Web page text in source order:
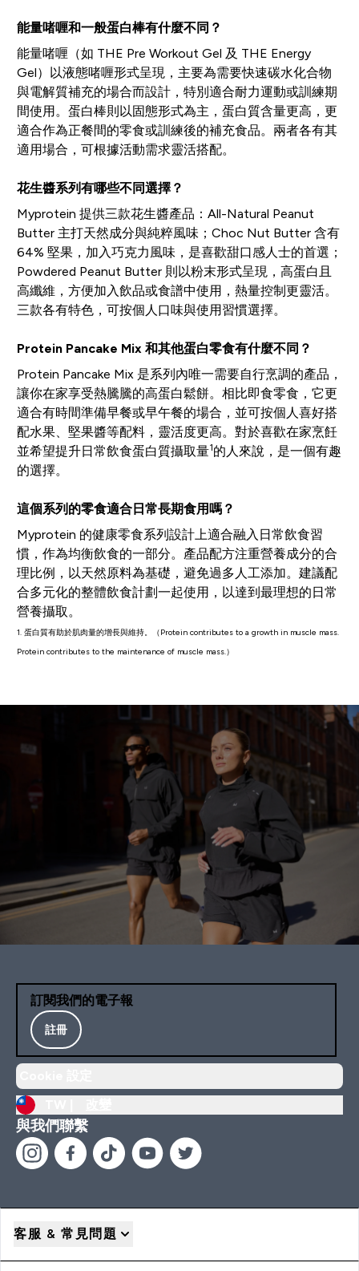
能量啫喱和一般蛋白棒有什麼不同？
能量啫喱（如 THE Pre Workout Gel 及 THE Energy
Gel）以液態啫喱形式呈現，主要為需要快速碳水化合物
與電解質補充的場合而設計，特別適合耐力運動或訓練期
間使用。蛋白棒則以固態形式為主，蛋白質含量更高，更
適合作為正餐間的零食或訓練後的補充食品。兩者各有其
適用場合，可根據活動需求靈活搭配。
花生醬系列有哪些不同選擇？
Myprotein 提供三款花生醬產品：All-Natural Peanut
Butter 主打天然成分與純粹風味；Choc Nut Butter 含有
64% 堅果，加入巧克力風味，是喜歡甜口感人士的首選；
Powdered Peanut Butter 則以粉末形式呈現，高蛋白且
高纖維，方便加入飲品或食譜中使用，熱量控制更靈活。
三款各有特色，可按個人口味與使用習慣選擇。
Protein Pancake Mix 和其他蛋白零食有什麼不同？
Protein Pancake Mix 是系列內唯一需要自行烹調的產品，
讓你在家享受熱騰騰的高蛋白鬆餅。相比即食零食，它更
適合有時間準備早餐或早午餐的場合，並可按個人喜好搭
配水果、堅果醬等配料，靈活度更高。對於喜歡在家烹飪
並希望提升日常飲食蛋白質攝取量1的人來說，是一個有趣
的選擇。
這個系列的零食適合日常長期食用嗎？
Myprotein 的健康零食系列設計上適合融入日常飲食習
慣，作為均衡飲食的一部分。產品配方注重營養成分的合
理比例，以天然原料為基礎，避免過多人工添加。建議配
合多元化的整體飲食計劃一起使用，以達到最理想的日常
營養攝取。
1. 蛋白質有助於肌肉量的增長與維持。（Protein contributes to a growth in muscle mass.
Protein contributes to the maintenance of muscle mass.）
訂閱我們的電子報
註冊
與我們聯繫
客服 & 常見問題